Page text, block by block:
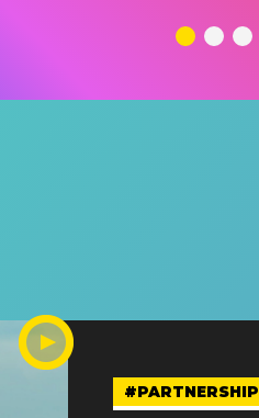
#PARTNERSHIP